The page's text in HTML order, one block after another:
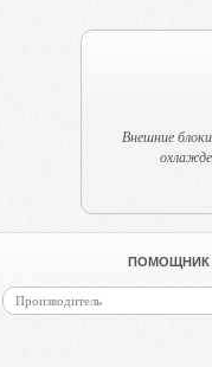
Внешние
ПОМОЩНИК
Производитель